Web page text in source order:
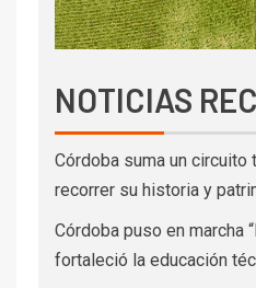
NOTICIAS
Córdoba suma un
recorrer su historia y
Córdoba puso en marcha
fortaleció la educación